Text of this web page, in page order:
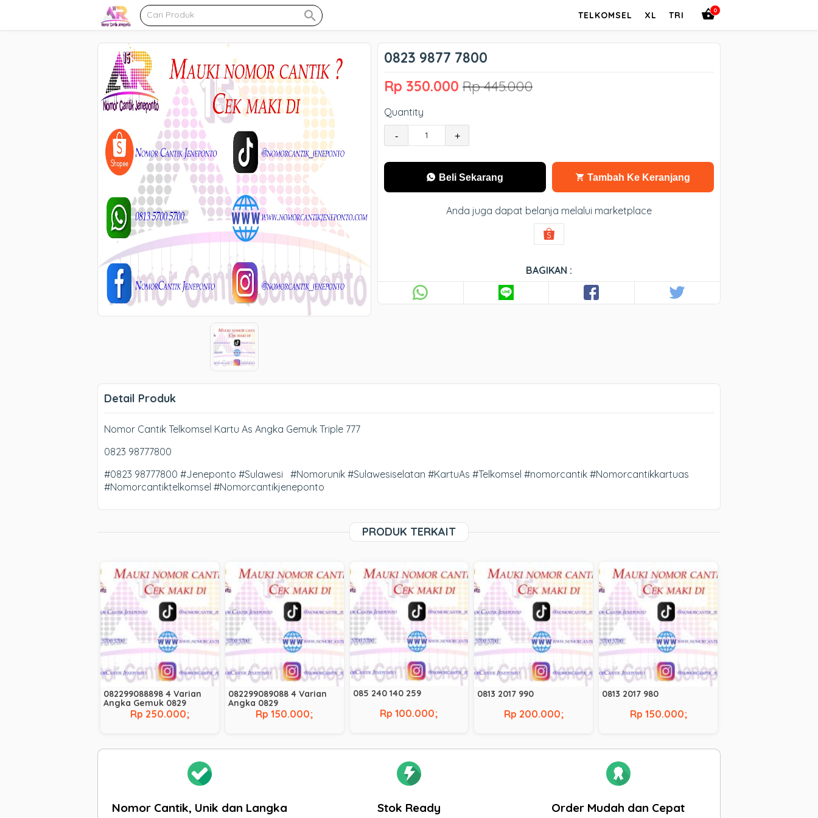
0
TELKOMSEL XL TRI
0823 9877 7800
Rp 350.000 Rp 445.000
Quantity
- +
Beli Sekarang Tambah Ke Keranjang
Anda juga dapat belanja melalui marketplace
BAGIKAN :
Detail Produk
Nomor Cantik Telkomsel Kartu As Angka Gemuk Triple 777
0823 98777800
#0823 98777800 #Jeneponto #Sulawesi #Nomorunik #Sulawesiselatan #KartuAs #Telkomsel #nomorcantik #Nomorcantikkartuas
#Nomorcantiktelkomsel #Nomorcantikjeneponto
PRODUK TERKAIT
082299088898 4 Varian
Angka Gemuk 0829
Rp 250.000;
082299089088 4 Varian
Angka 0829
Rp 150.000;
085 240 140 259
Rp 100.000;
0813 2017 990
Rp 200.000;
0813 2017 980
Rp 150.000;
Nomor Cantik, Unik dan Langka Stok Ready Order Mudah dan Cepat